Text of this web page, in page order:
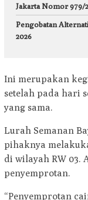
Jakarta Nomor 979/
Pengobatan
2026
Ini merupakan
setelah pada hari
yang sama.
Lurah Semanan
pihaknya
di wilayah RW 03.
penyemprotan.
“Penyemprotan